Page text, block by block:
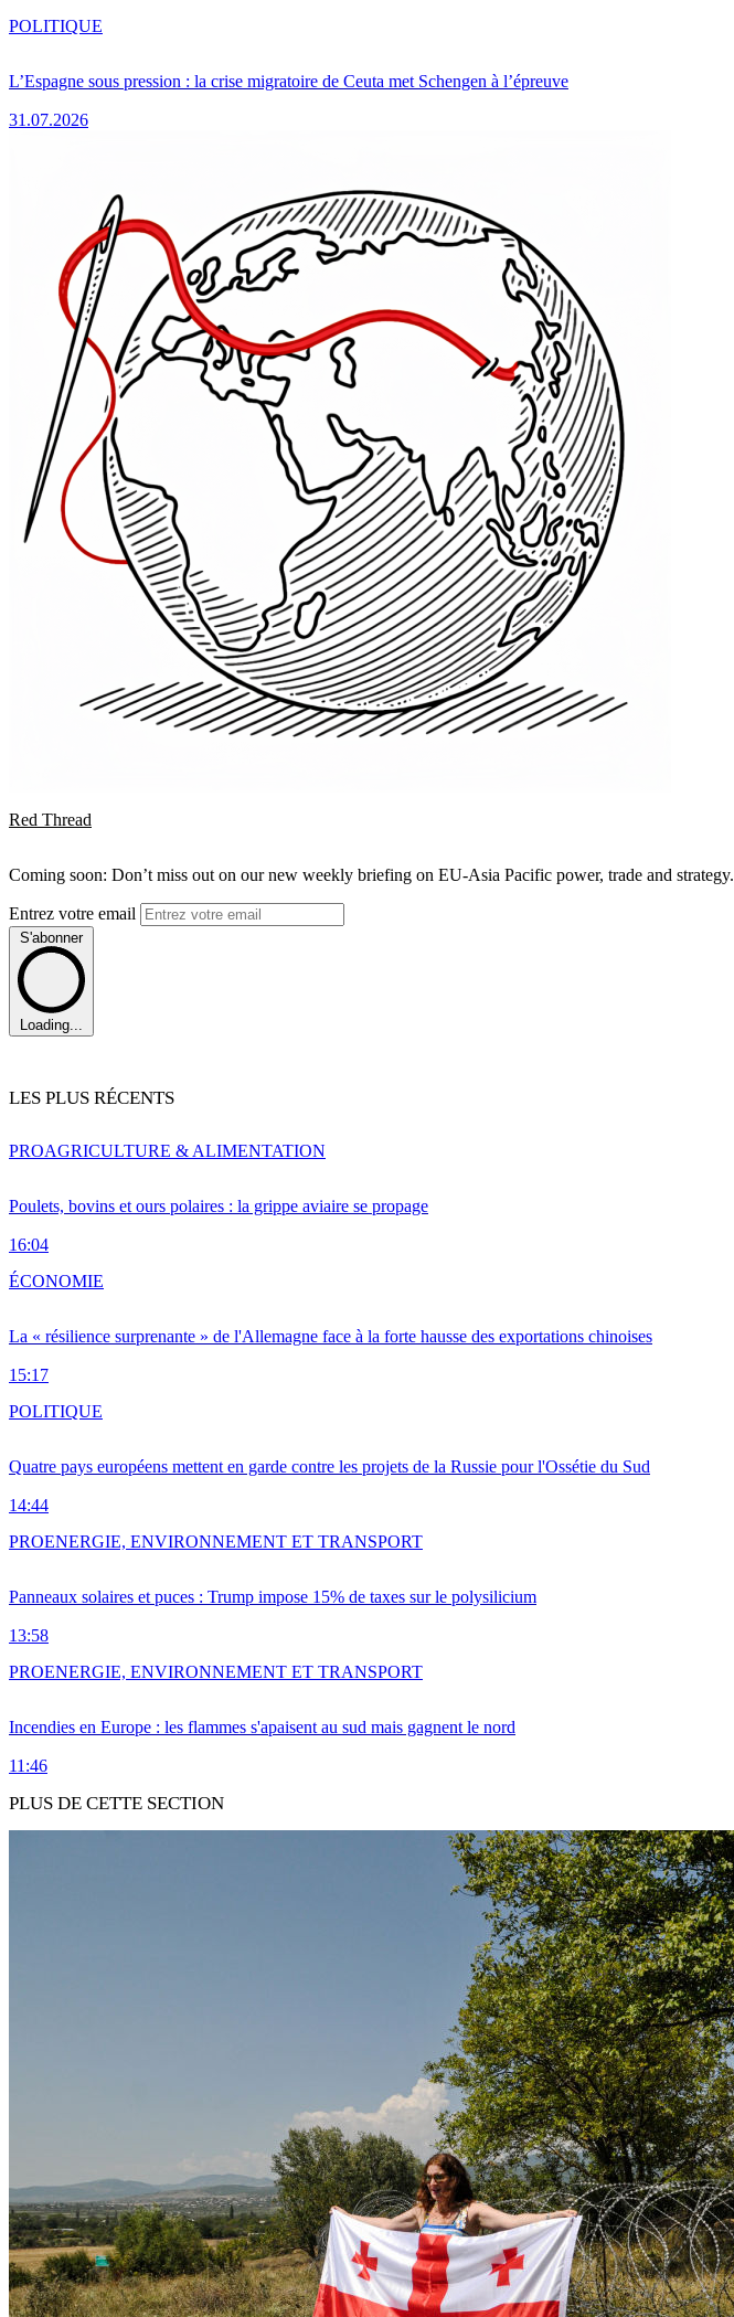
L’Espagne sous pression : la crise migratoire de Ceuta met Schengen à l’épreuve
31.07.2026
POLITIQUE
Red Thread
Coming soon: Don’t miss out on our new weekly briefing on EU-Asia Pacific power, trade and strategy.
Entrez votre email
S'abonner
Loading...
LES PLUS RÉCENTS
Poulets, bovins et ours polaires : la grippe aviaire se propage
16:04
PROAGRICULTURE & ALIMENTATION
La « résilience surprenante » de l'Allemagne face à la forte hausse des exportations chinoises
15:17
ÉCONOMIE
Quatre pays européens mettent en garde contre les projets de la Russie pour l'Ossétie du Sud
14:44
POLITIQUE
Panneaux solaires et puces : Trump impose 15% de taxes sur le polysilicium
13:58
PROENERGIE, ENVIRONNEMENT ET TRANSPORT
Incendies en Europe : les flammes s'apaisent au sud mais gagnent le nord
11:46
PROENERGIE, ENVIRONNEMENT ET TRANSPORT
PLUS DE CETTE SECTION